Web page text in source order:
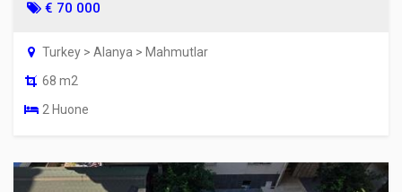
€ 70 000
Turkey > Alanya > Mahmutlar
68 m2
2 Huone